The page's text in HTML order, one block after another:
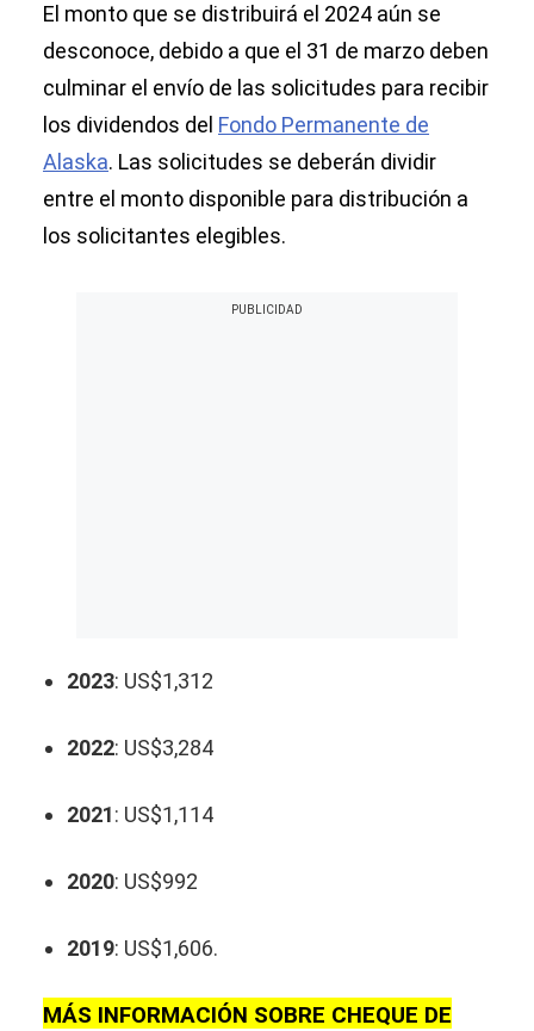
El monto que se distribuirá el 2024 aún se
desconoce, debido a que el 31 de marzo deben
culminar el envío de las solicitudes para recibir
los dividendos del Fondo Permanente de
Alaska. Las solicitudes se deberán dividir
entre el monto disponible para distribución a
los solicitantes elegibles.
2023: US$1,312
2022: US$3,284
2021: US$1,114
2020: US$992
2019: US$1,606.
MÁS INFORMACIÓN SOBRE CHEQUE DE